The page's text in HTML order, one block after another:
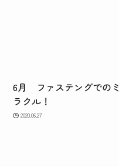
6月 ファステングでのミ
ラクル！
2020.06.27